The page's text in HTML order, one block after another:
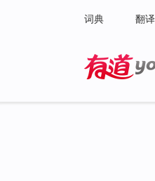
词典 翻译